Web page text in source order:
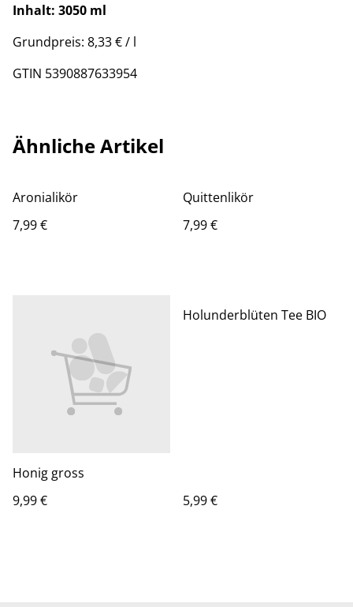
Inhalt: 3050 ml
Grundpreis: 8,33 € / l
GTIN 5390887633954
Ähnliche Artikel
Aronialikör
7,99 €
Quittenlikör
7,99 €
Honig gross
9,99 €
Holunderblüten Tee BIO
5,99 €